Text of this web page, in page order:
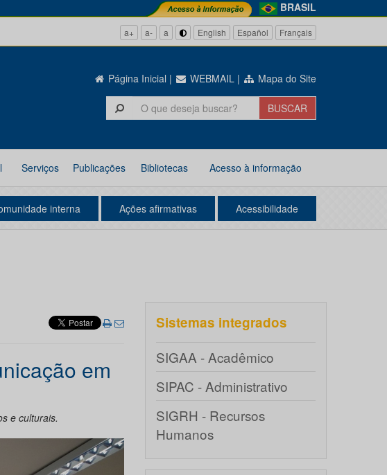
BRASIL
a+ a- a English Español Français
Página Inicial | WEBMAIL | Mapa do Site
Serviços Publicações Bibliotecas Acesso à informação
interna Ações afirmativas Acessibilidade
em
e culturais.
Sistemas integrados
SIGAA - Acadêmico
SIPAC - Administrativo
SIGRH - Recursos
Humanos